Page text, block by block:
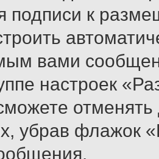
подписи к
вами
настроек
убрав флажок